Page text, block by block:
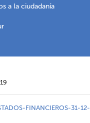
a la ciudadanía
FINANCIEROS-31-12-